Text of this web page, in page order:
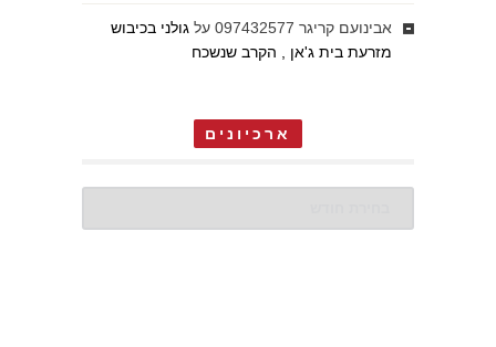
אבינועם קריגר 097432577 על גולני בכיבוש
מזרעת בית ג'אן , הקרב שנשכח
ארכיונים